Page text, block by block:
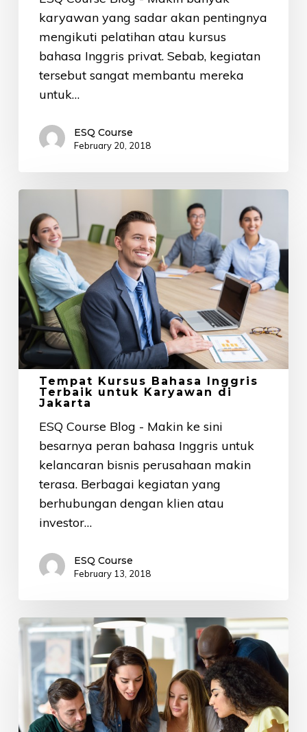
karyawan yang sadar akan pentingnya
mengikuti pelatihan atau kursus
bahasa Inggris privat. Sebab, kegiatan
tersebut sangat membantu mereka
untuk…
ESQ Course
February 20, 2018
Kursus
Bahasa
Inggris
Terbaik
untuk
Karyawan
di
Jakarta
Tempat Kursus Bahasa Inggris
Terbaik untuk Karyawan di
Jakarta
ESQ Course Blog - Makin ke sini
besarnya peran bahasa Inggris untuk
kelancaran bisnis perusahaan makin
terasa. Berbagai kegiatan yang
berhubungan dengan klien atau
investor…
ESQ Course
February 13, 2018
Tempat
Kursus
Bahasa
Inggris
untuk
Karyawan